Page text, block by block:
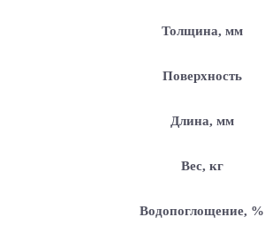
Толщина, мм
Поверхность
Длина, мм
Вес, кг
Водопоглощение, %